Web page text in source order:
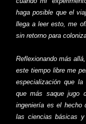
haga posible que el
llega a leer esto, me
sin retorno para
Reflexionando más
este tiempo libre me
especialización que
que más saque jugo
ingeniería es el hecho
las ciencias básicas y